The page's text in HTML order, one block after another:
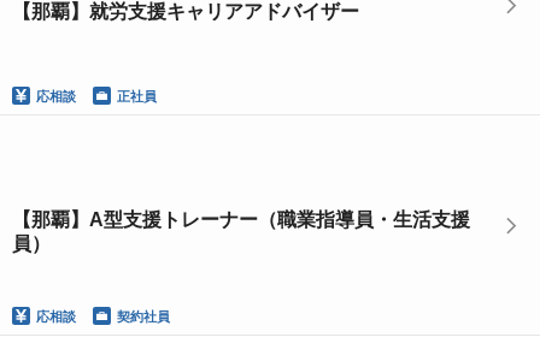
【那覇】就労支援キャリアアドバイザー
応相談 正社員
【那覇】A型支援トレーナー（職業指導員・生活支援
員）
応相談 契約社員